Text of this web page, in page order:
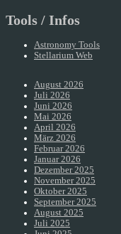
Tools / Infos
Astronomy Tools
Stellarium Web
August 2026
Juli 2026
Juni 2026
Mai 2026
April 2026
März 2026
Februar 2026
Januar 2026
Dezember 2025
November 2025
Oktober 2025
September 2025
August 2025
Juli 2025